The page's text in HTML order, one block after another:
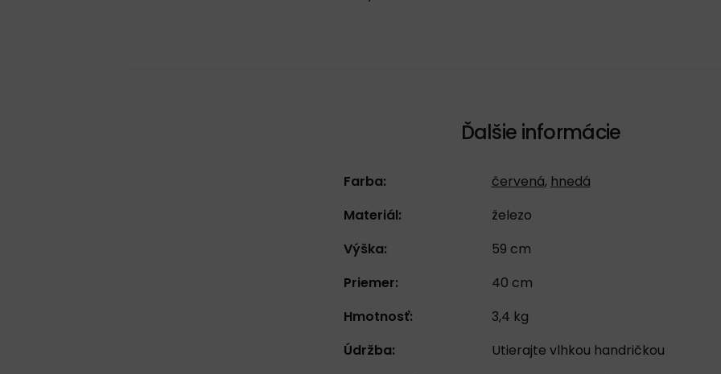
Ďalšie informácie
Farba: červená, hnedá
Materiál:
železo
Výška:
59 cm
Priemer:
40 cm
Hmotnosť:
3,4 kg
Údržba:
Utierajte vlhkou handričkou